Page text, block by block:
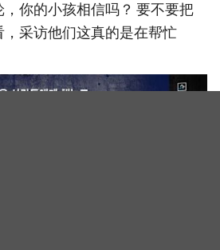
你的小孩相信吗？ 要不要把
采访他们这真的是在帮忙